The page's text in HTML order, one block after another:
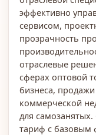
эффективно
сервисом,
прозрачность
отраслевые
сферах оптовой
бизнеса,
коммерческой
для самозанятых.
тариф с базовым